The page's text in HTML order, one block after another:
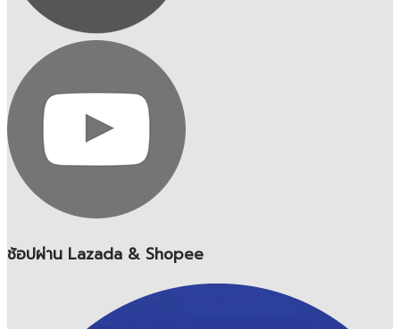
ช้อปผ่าน Lazada & Shopee